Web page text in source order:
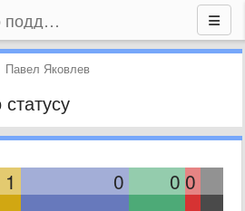
Joxi - сообщество поддержки
Павел Яковлев
1 0 0 0